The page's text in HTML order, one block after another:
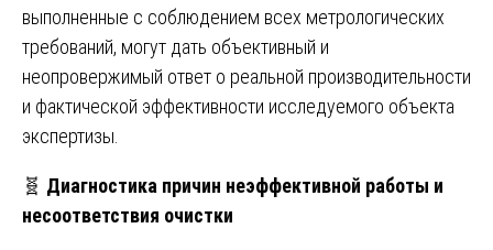
выполненные с соблюдением всех метрологических
требований, могут дать объективный и
неопровержимый ответ о реальной производительности
и фактической эффективности исследуемого объекта
экспертизы.
🧬 Диагностика причин неэффективной работы и
несоответствия очистки